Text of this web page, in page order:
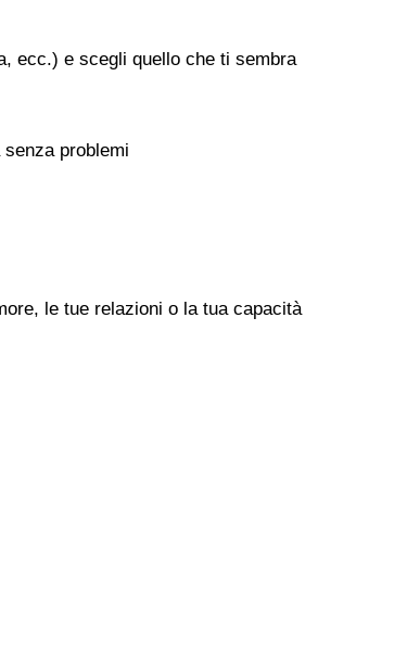
ecc.) e scegli quello che ti sembra
problemi
le tue relazioni o la tua capacità